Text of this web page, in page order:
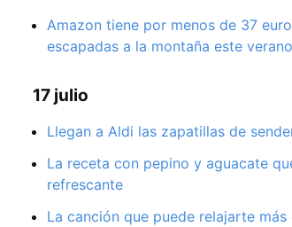
Amazon tiene por menos de 37
escapadas a la montaña este
17 julio
Llegan a Aldi las zapatillas de
La receta con pepino y aguacate
refrescante
La canción que puede relajarte